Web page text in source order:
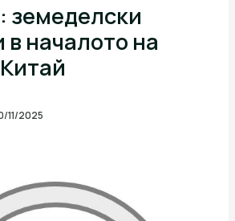
земеделски
в началото на
11/2025